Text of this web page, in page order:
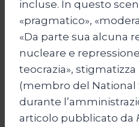
incluse. In questo
«pragmatico»,
«Da parte sua alcuna
nucleare e
teocrazia»,
(membro del National
durante
articolo pubblicato da